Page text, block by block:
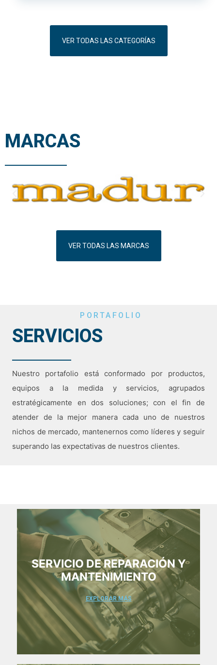
VER TODAS LAS CATEGORÍAS
MARCAS
VER TODAS LAS MARCAS
PORTAFOLIO
SERVICIOS
Nuestro portafolio está conformado por productos,
equipos a la medida y servicios, agrupados
estratégicamente en dos soluciones; con el fin de
atender de la mejor manera cada uno de nuestros
nichos de mercado, mantenernos como líderes y seguir
superando las expectativas de nuestros clientes.
SERVICIO DE REPARACIÓN Y
MANTENIMIENTO
EXPLORAR MÁS